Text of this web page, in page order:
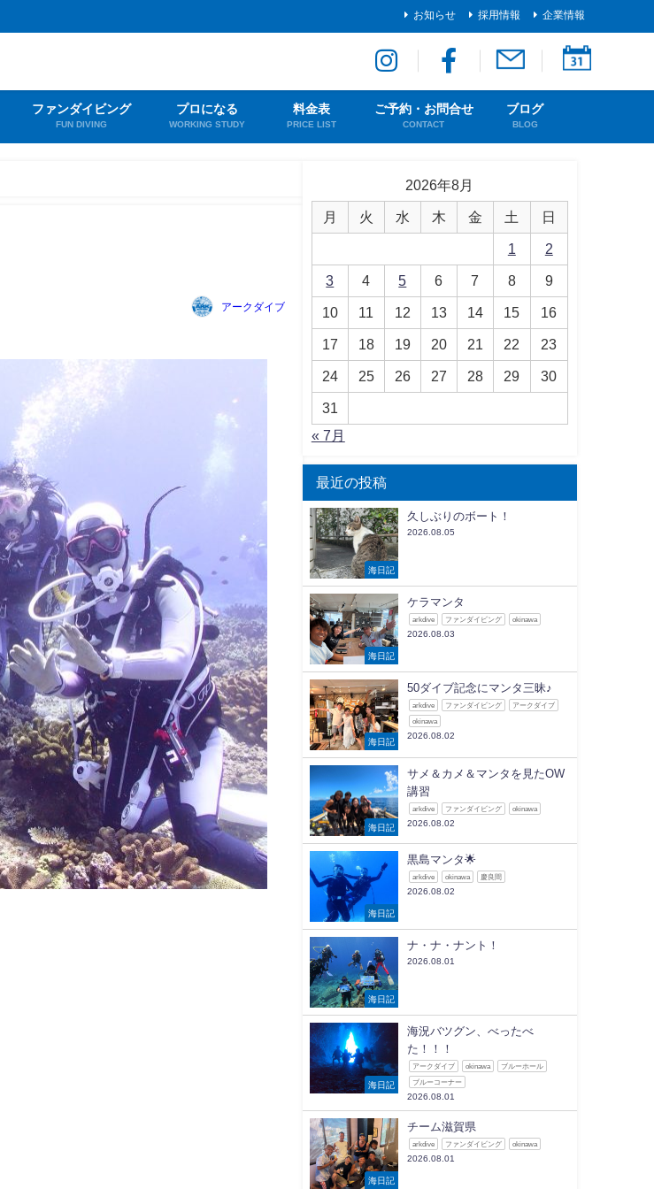
お知らせ 採用情報 企業情報
ファンダイビング
FUN DIVING
プロになる
WORKING STUDY
料金表
PRICE LIST
ご予約・お問合せ
CONTACT
ブログ
BLOG
アークダイブ
2026年8月
月 火 水 木 金 土 日
1 2
3 4 5 6 7 8 9
10 11 12 13 14 15 16
17 18 19 20 21 22 23
24 25 26 27 28 29 30
31
« 7月
最近の投稿
海日記
久しぶりのボート！
2026.08.05
海日記
ケラマンタ
arkdive ファンダイビング okinawa
2026.08.03
海日記
50ダイブ記念にマンタ三昧♪
arkdive ファンダイビング アークダイブ
okinawa
2026.08.02
海日記
サメ＆カメ＆マンタを見たOW
講習
arkdive ファンダイビング okinawa
2026.08.02
海日記
黒島マンタ🌟
arkdive okinawa 慶良間
2026.08.02
海日記
ナ・ナ・ナント！
2026.08.01
海日記
海況バツグン、べったべ
た！！！
アークダイブ okinawa ブルーホール
ブルーコーナー
2026.08.01
海日記
チーム滋賀県
arkdive ファンダイビング okinawa
2026.08.01